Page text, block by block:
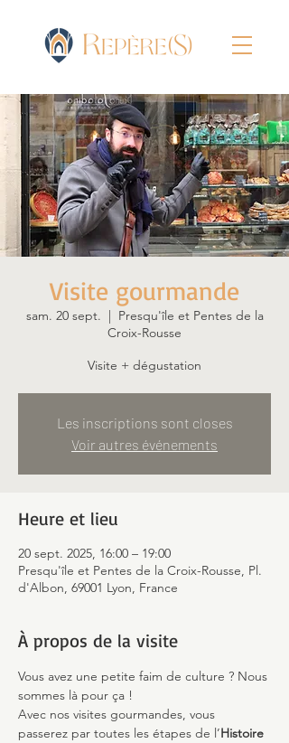
Visite gourmande
sam. 20 sept.
  |
Presqu'île et Pentes de la
Croix-Rousse
Visite + dégustation
Les inscriptions sont closes
Voir autres événements
Heure et lieu
20 sept. 2025, 16:00 – 19:00
Presqu'île et Pentes de la Croix-Rousse, Pl.
d'Albon, 69001 Lyon, France
À propos de la visite
Vous avez une petite faim de culture ? Nous
sommes là pour ça !
Avec nos visites gourmandes, vous
passerez par toutes les étapes de l’Histoire